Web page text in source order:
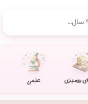
رومیزی علمی